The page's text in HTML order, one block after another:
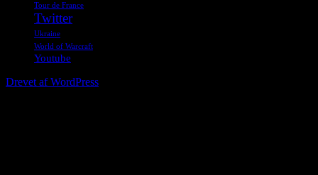
Tour de France
Twitter
Ukraine
World of Warcraft
Youtube
Drevet af WordPress